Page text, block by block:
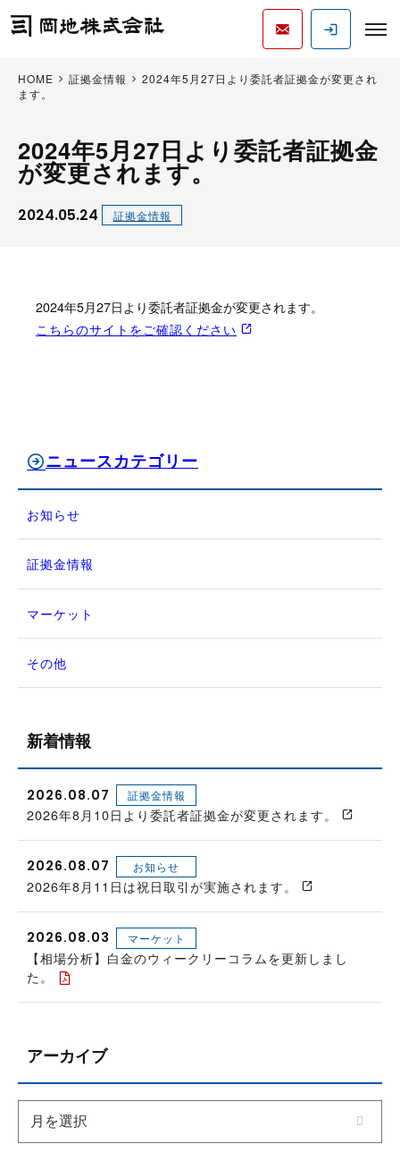
HOME 証拠金情報
2024年5月27日より委託者証拠金が変更され
ます。
2024年5月27日より委託者証拠金
が変更されます。
2024.05.24 証拠金情報
2024年5月27日より委託者証拠金が変更されます。
こちらのサイトをご確認ください
ニュースカテゴリー
お知らせ
証拠金情報
マーケット
その他
新着情報
2026.08.07 証拠金情報
2026年8月10日より委託者証拠金が変更されます。
2026.08.07 お知らせ
2026年8月11日は祝日取引が実施されます。
2026.08.03 マーケット
【相場分析】白金のウィークリーコラムを更新しまし
た。
アーカイブ